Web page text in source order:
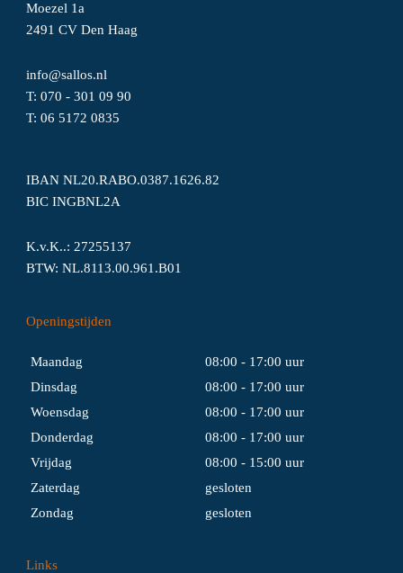
Moezel 1a
2491 CV Den Haag
info@sallos.nl
T:070 - 301 09 90
T:0651720835
IBAN NL20.RABO.0387.1626.82
BIC INGBNL2A
K.v.K..: 27255137
BTW: NL.8113.00.961.B01
Openingstijden
Maandag
08:00 - 17:00 uur
Dinsdag
08:00 - 17:00 uur
Woensdag
08:00 - 17:00 uur
Donderdag
08:00 - 17:00 uur
Vrijdag
08:00 - 15:00 uur
Zaterdag
gesloten
Zondag
gesloten
Links